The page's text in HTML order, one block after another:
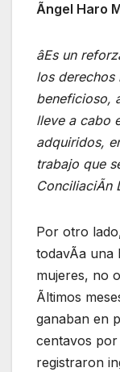
Ãngel Haro
âEs un
los derechos
beneficioso,
lleve a cabo
adquiridos,
trabajo que
ConciliaciÃn
Por otro
todavÃa una
mujeres, no
Ãltimos
ganaban en
centavos
registraron